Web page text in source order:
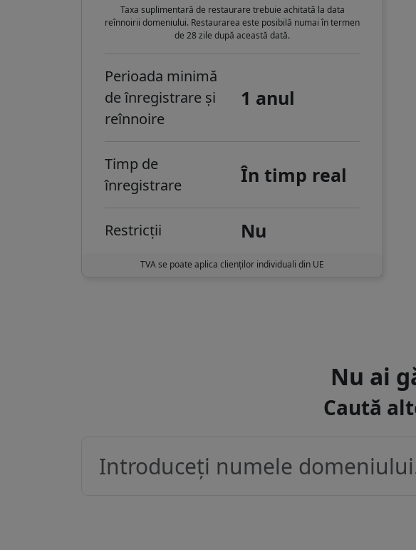
Taxa suplimentară de restaurare trebuie achitată la data
reînnoirii domeniului. Restaurarea este posibilă numai în termen
de 28 zile după această dată.
Perioada minimă
de înregistrare și
reînnoire
1 anul
Timp de
înregistrare
În timp real
Restricții Nu
TVA se poate aplica clienților individuali din UE
Nu ai
Caută